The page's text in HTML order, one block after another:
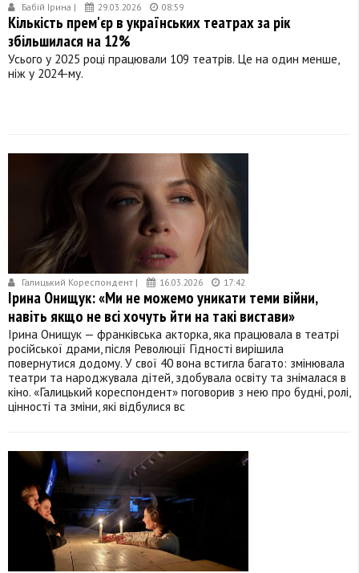
Бабій Ірина | 29.03.2026 08:59
Кількість прем'єр в українських театрах за рік
збільшилася на 12%
Усього у 2025 році працювали 109 театрів. Це на один менше,
ніж у 2024-му.
Галицький Кореспондент | 16.03.2026 17:42
Ірина Онищук: «Ми не можемо уникати теми війни,
навіть якщо не всі хочуть йти на такі вистави»
Ірина Онищук — франківська акторка, яка працювала в театрі
російської драми, після Революції Гідності вирішила
повернутися додому. У свої 40 вона встигла багато: змінювала
театри та народжувала дітей, здобувала освіту та знімалася в
кіно. «Галицький кореспондент» поговорив з нею про будні, ролі,
цінності та зміни, які відбулися вс